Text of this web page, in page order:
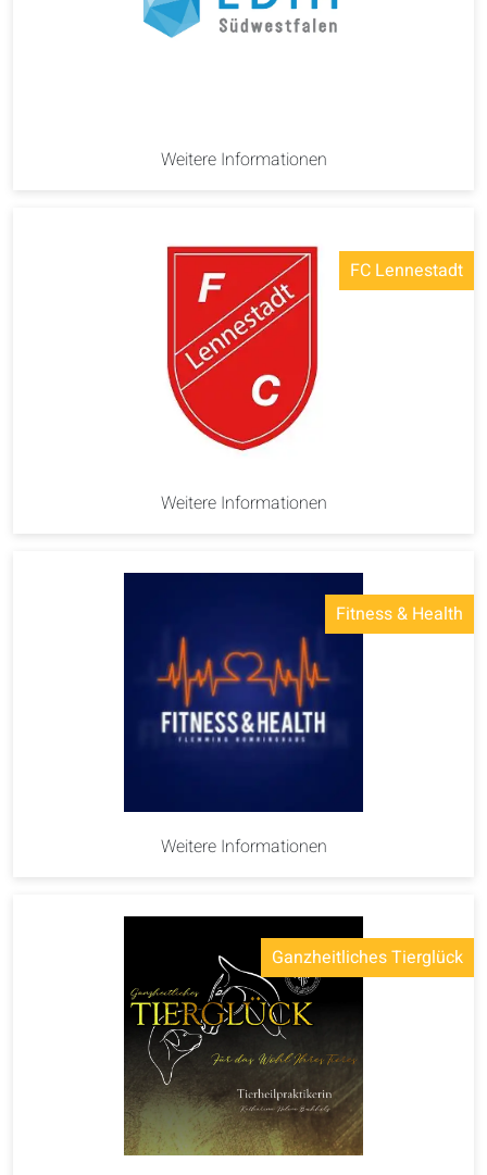
Weitere Informationen
FC Lennestadt
Weitere Informationen
Fitness & Health
Weitere Informationen
Ganzheitliches Tierglück